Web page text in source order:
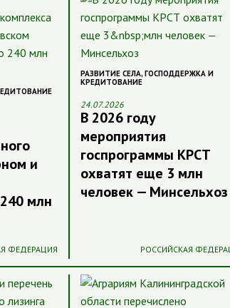
и
млн
ФЕДЕРАЦИЯ
РАЗВИТИЕ СЕЛА,ГОСПОДДЕРЖКА И
КРЕДИТОВАНИЕ
24.07.2026
В 2026 году
мероприятия
госпрограммы КРСТ
охватят еще 3 млн
человек — Минсельхоз
РОССИЙСКАЯ